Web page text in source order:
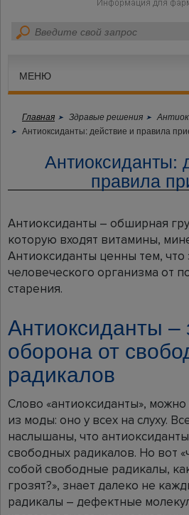
МЕНЮ
Главная Здравые решения
Антиоксиданты: действие и правила
Антиоксиданты:
правила
Антиоксиданты – обширная
которую входят витамины,
Антиоксиданты ценны тем,
человеческого организма от
старения.
Антиоксиданты –
оборона от
радикалов
Слово «антиоксиданты», можно
из моды: оно у всех на слуху.
наслышаны, что
свободных радикалов. Но вот
собой свободные радикалы,
грозят?», знает далеко не
радикалы – дефектные